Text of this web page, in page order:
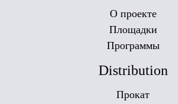
О проекте
Площадки
Программы
Distribution
Прокат